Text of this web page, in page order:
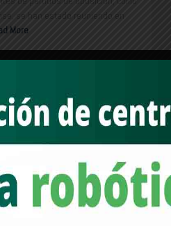
se han estado reuniendo en
More
| Carlos Batista,
mal inicia
aspirante a la candidatura del PAN
[...]
Read More